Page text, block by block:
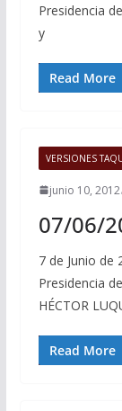
Presidencia
Read More
VERSIONES
junio 10, 2012
07/06/
7 de Junio de
Presidencia
HÉCTOR
Read More